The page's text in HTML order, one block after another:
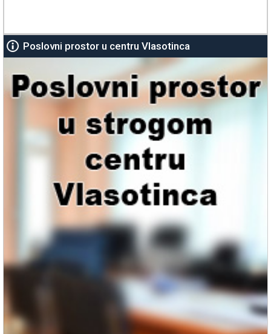
Poslovni prostor u centru Vlasotinca